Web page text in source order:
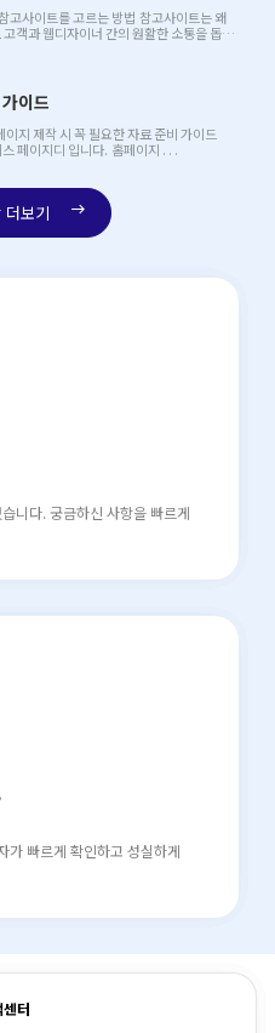
를 고르는 방법 참고사이트는 왜
이드
이지 제작 시 꼭 필요한 자료 준비 가이드
안녕하세요. 반응형 홈페이지 제작 전문 서비스 페이지디 입니다. 홈페이지 . . .
더보기 east
니다. 궁금하신 사항을 빠르게
가 빠르게 확인하고 성실하게
터